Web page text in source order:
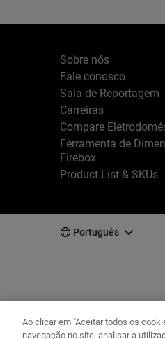
Sobre nós
Fale conosco
Sala de Reportagem
Carreiras
Compare
Ferramenta de
Firebox
Product List & SKUs
Português
Ao clicar em "Aceitar todos os